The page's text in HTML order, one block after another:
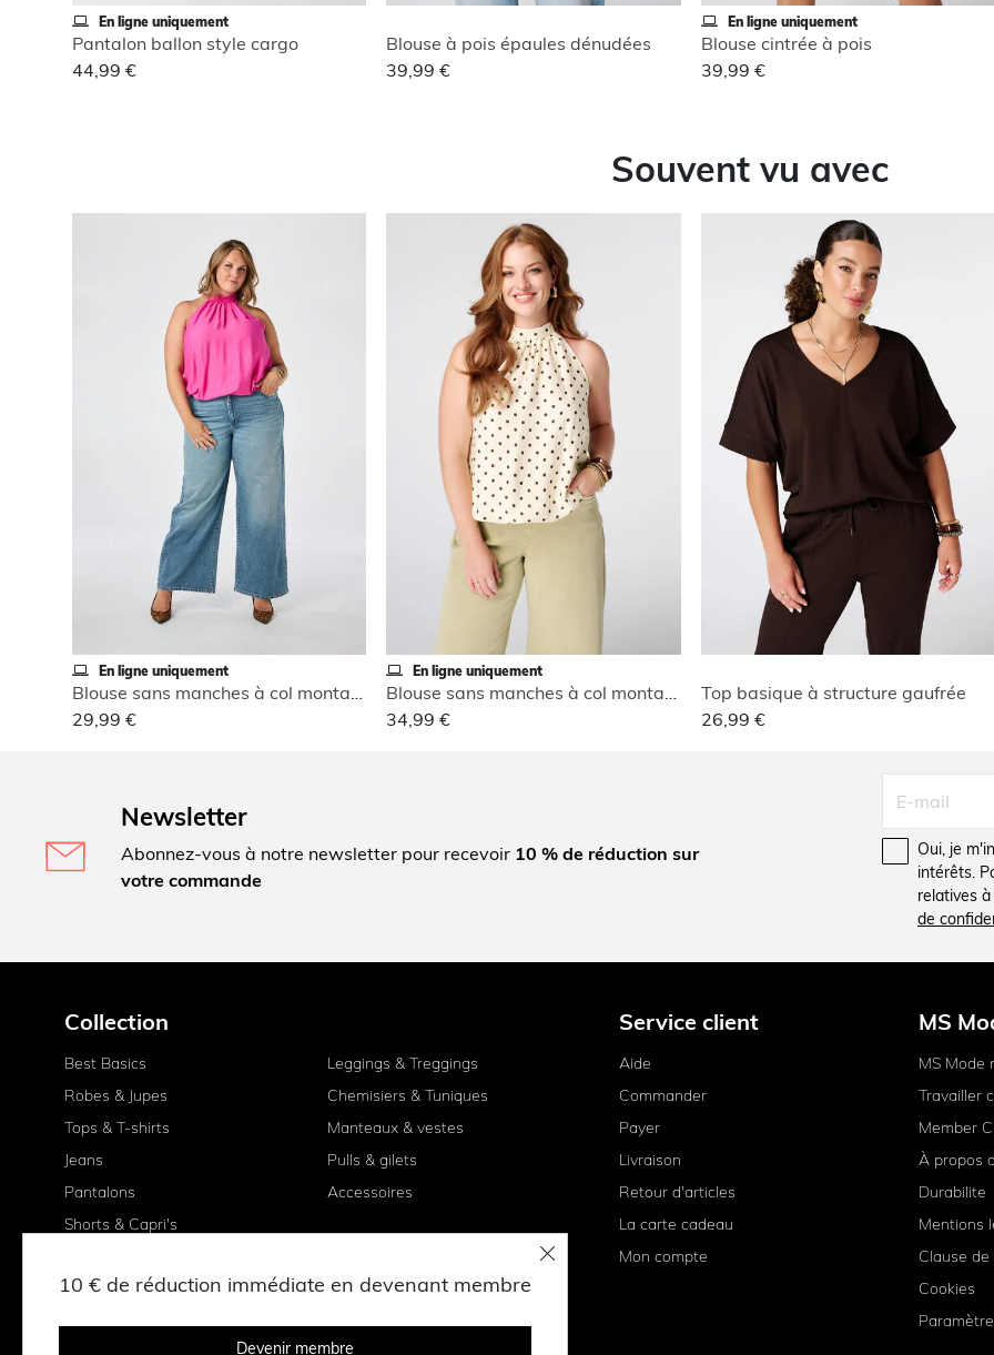
En ligne uniquement
Pantalon ballon style cargo
44,99 €
Blouse à pois épaules dénudées
39,99 €
En ligne uniquement
Blouse cintrée à pois
39,99 €
Souvent vu avec
En ligne uniquement
Blouse sans manches à col montant
29,99 €
En ligne uniquement
Blouse sans manches à col montant
34,99 €
Top basique à structure gaufrée
26,99 €
Newsletter
Abonnez-vous à notre newsletter pour recevoir 10 % de réduction sur
votre commande
Oui, je
intérêts.
relatives
de
Collection
Best Basics
Robes & Jupes
Tops & T-shirts
Jeans
Pantalons
Shorts & Capri's
Leggings & Treggings
Chemisiers & Tuniques
Manteaux & vestes
Pulls & gilets
Accessoires
Service client
Aide
Commander
Payer
Livraison
Retour d'articles
La carte cadeau
Mon compte
MS
MS Mode
Travailler
Member
À propos
Durabilite
Mentions
Clause
Cookies
10 € de réduction immédiate en devenant membre
Devenir membre